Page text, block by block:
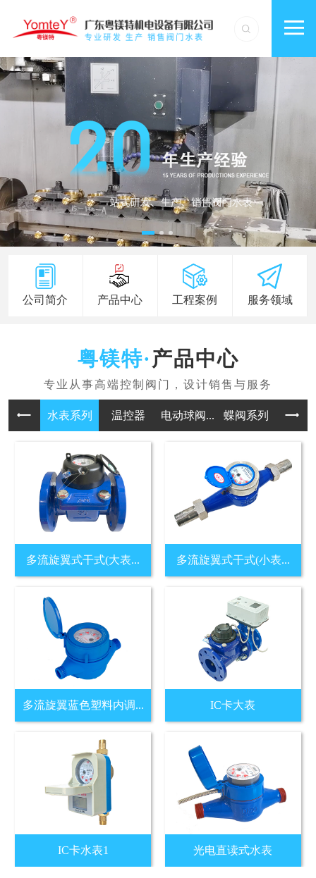
公司简介 产品中心 工程案例 服务领域
产品中心
水表系列 温控器 电动球阀... 蝶阀系列
多流旋翼式干式(大表... 多流旋翼式干式(小表...
多流旋翼蓝色塑料内调... IC卡大表
IC卡水表1 光电直读式水表